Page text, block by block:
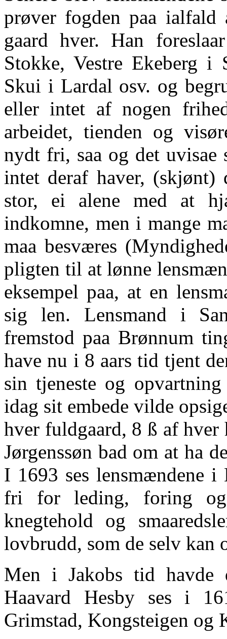
prøver fogden paa
gaard hver. Han
Stokke, Vestre Ekeberg i
Skui i Lardal osv. og
eller intet af nogen
arbeidet, tienden og
nydt fri, saa og det
intet deraf haver, (skjønt)
stor, ei alene med at
indkomne, men i mange
maa besværes
pligten til at lønne
eksempel paa, at en
sig len. Lensmand i
fremstod paa Brønnum
have nu i 8 aars tid tjent
sin tjeneste og
idag sit embede vilde
hver fuldgaard, 8 ß af
Jørgenssøn bad om at ha
I 1693 ses lensmændene
fri for leding, foring
knegtehold og
lovbrudd, som de selv kan
Men i Jakobs tid havde
Haavard Hesby ses i
Grimstad, Kongsteigen og